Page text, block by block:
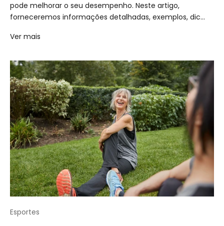
pode melhorar o seu desempenho. Neste artigo,
forneceremos informações detalhadas, exemplos, dic...
Ver mais
Esportes